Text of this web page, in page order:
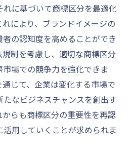
に基づいて商標区分を最適化
により、ブランドイメージの
の認知度を高めることができ
制を考慮し、適切な商標区分
場での競争力を強化できま
じて、企業は変化する市場で
なビジネスチャンスを創出す
らも商標区分の重要性を再認
用していくことが求められま